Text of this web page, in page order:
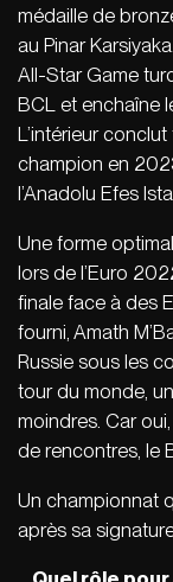
médaille de
au Pinar
All-Star Game
BCL et enchaîne
L’intérieur
champion en
l’Anadolu Efes
Une forme
lors de l’Euro
finale face à des
fourni, Amath
Russie sous les
tour du monde,
moindres. Car
de rencontres, le
Un championnat
après sa